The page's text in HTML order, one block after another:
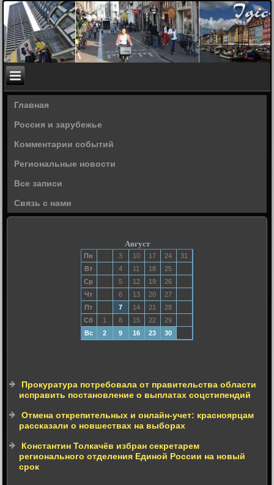
Главная
Россия и зарубежье
Комментарии событий
Региональные новости
Все записи
Связь с нами
Август
Пн 3 10 17 24
31
Вт
4 11 18
25
Ср
5 12 19
26
Чт
6 13 20
27
Пт
7 14 21
28
Сб
1 8 15 22
29
Вс
2 9 16 23 30
Прокуратура потребовала от правительства области
исправить постановление о выплатах соцстипендий
Отмена открепительных и онлайн-учет: красноярцам
рассказали о новшествах на выборах
Константин Толкачёв избран секретарем
регионального отделения Единой России на новый
срок